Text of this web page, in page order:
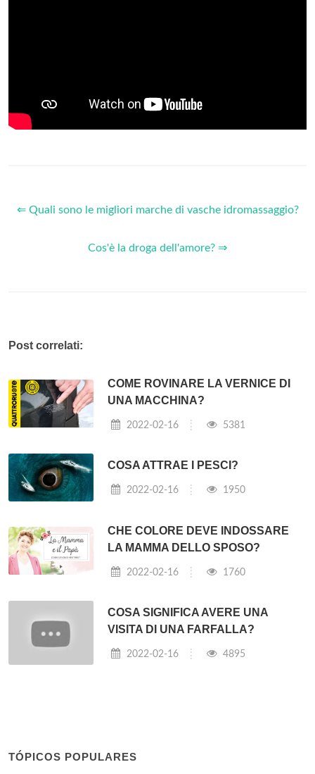
⇐ Quali sono le migliori marche di vasche idromassaggio?
Cos'è la droga dell'amore? ⇒
Post correlati:
COME ROVINARE LA VERNICE DI
UNA MACCHINA?
2022-02-16 5381
COSA ATTRAE I PESCI?
2022-02-16 1950
CHE COLORE DEVE INDOSSARE
LA MAMMA DELLO SPOSO?
2022-02-16 1760
COSA SIGNIFICA AVERE UNA
VISITA DI UNA FARFALLA?
2022-02-16 4895
TÓPICOS POPULARES